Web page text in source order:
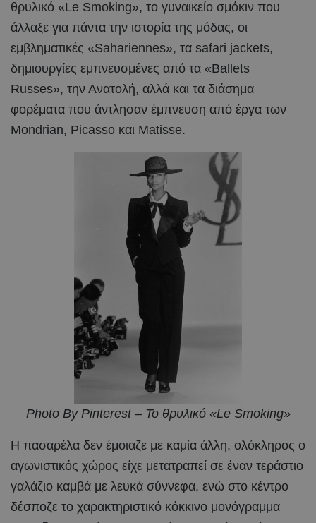
θρυλικό «Le Smoking», το γυναικείο σμόκιν που
άλλαξε για πάντα την ιστορία της μόδας, οι
εμβληματικές «Sahariennes», τα safari jackets,
δημιουργίες εμπνευσμένες από τα «Ballets
Russes», την Ανατολή, αλλά και τα διάσημα
φορέματα που άντλησαν έμπνευση από έργα των
Mondrian, Picasso και Matisse.
Photo By Pinterest – Το θρυλικό «Le Smoking»
Η πασαρέλα δεν έμοιαζε με καμία άλλη, ολόκληρος ο
αγωνιστικός χώρος είχε μετατραπεί σε έναν τεράστιο
γαλάζιο καμβά με λευκά σύννεφα, ενώ στο κέντρο
δέσποζε το χαρακτηριστικό κόκκινο μονόγραμμα